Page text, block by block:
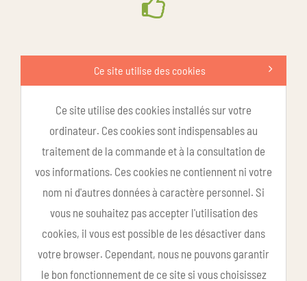
Ce site utilise des cookies
Ce site utilise des cookies installés sur votre
ordinateur. Ces cookies sont indispensables au
traitement de la commande et à la consultation de
vos informations. Ces cookies ne contiennent ni votre
nom ni d'autres données à caractère personnel. Si
vous ne souhaitez pas accepter l'utilisation des
cookies, il vous est possible de les désactiver dans
votre browser. Cependant, nous ne pouvons garantir
le bon fonctionnement de ce site si vous choisissez